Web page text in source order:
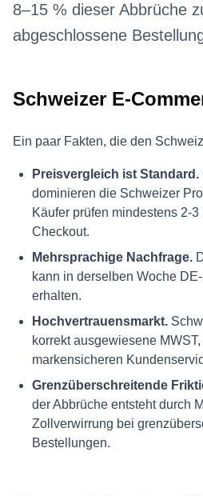
8–15 % dieser Abbrüche
abgeschlossene
Schweizer E-
Ein paar Fakten, die den
Preisvergleich ist Standard.
dominieren die Schweizer
Käufer prüfen mindestens 2-
Checkout.
Mehrsprachige Nachfrage.
kann in derselben Woche
erhalten.
Hochvertrauensmarkt.
korrekt ausgewiesene
markensicheren
Grenzüberschreitende
der Abbrüche entsteht durch
Zollverwirrung bei
Bestellungen.